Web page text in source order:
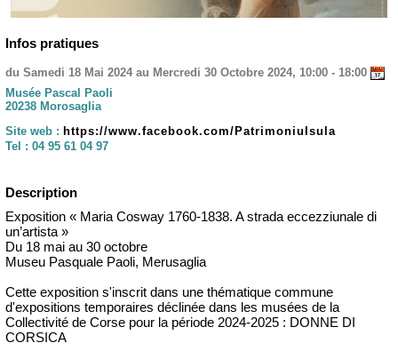
Infos pratiques
du Samedi 18 Mai 2024 au Mercredi 30 Octobre 2024, 10:00 - 18:00
Musée Pascal Paoli
20238 Morosaglia
Site web : https://www.facebook.com/PatrimoniuIsula
Tel : 04 95 61 04 97
Description
Exposition « Maria Cosway 1760-1838. A strada eccezziunale di
un’artista »
Du 18 mai au 30 octobre
Museu Pasquale Paoli, Merusaglia
Cette exposition s'inscrit dans une thématique commune
d'expositions temporaires déclinée dans les musées de la
Collectivité de Corse pour la période 2024-2025 : DONNE DI
CORSICA